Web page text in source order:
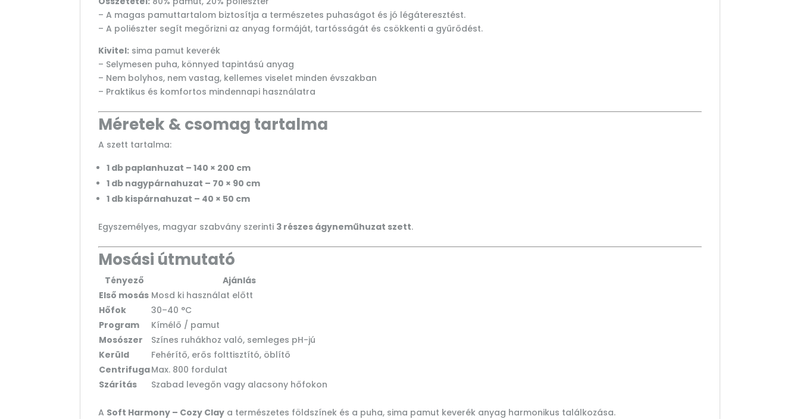
– A magas pamuttartalom biztosítja a természetes puhaságot és jó légáteresztést.
– A poliészter segít megőrizni az anyag formáját, tartósságát és csökkenti a gyűrődést.
Kivitel: sima pamut keverék
– Selymesen puha, könnyed tapintású anyag
– Nem bolyhos, nem vastag, kellemes viselet minden évszakban
– Praktikus és komfortos mindennapi használatra
Méretek & csomag tartalma
A szett tartalma:
1 db paplanhuzat – 140 × 200 cm
1 db nagypárnahuzat – 70 × 90 cm
1 db kispárnahuzat – 40 × 50 cm
Egyszemélyes, magyar szabvány szerinti 3 részes ágyneműhuzat szett.
Mosási útmutató
Tényező
Ajánlás
Első mosás Mosd ki használat előtt
Hőfok
30–40 °C
Program
Kímélő / pamut
Mosószer
Színes ruhákhoz való, semleges pH-jú
Kerüld
Fehérítő, erős folttisztító, öblítő
CentrifugaMax. 800 fordulat
Szárítás
Szabad levegőn vagy alacsony hőfokon
A Soft Harmony – Cozy Clay a természetes földszínek és a puha, sima pamut keverék anyag harmonikus találkozása.